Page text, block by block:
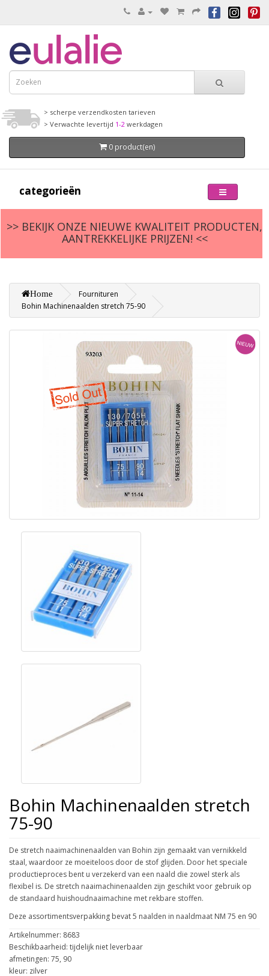
> scherpe verzendkosten tarieven
> Verwachte levertijd 1-2 werkdagen
0 product(en)
categorieën
>> BEKIJK ONZE NIEUWE KWALITEIT PRODUCTEN,
AANTREKKELIJKE PRIJZEN! <<
Home
Fournituren
Bohin Machinenaalden stretch 75-90
Bohin Machinenaalden stretch
75-90
De stretch naaimachinenaalden van Bohin zijn gemaakt van vernikkeld
staal, waardoor ze moeiteloos door de stof glijden. Door het speciale
productieproces bent u verzekerd van een naald die zowel sterk als
flexibel is. De stretch naaimachinenaalden zijn geschikt voor gebruik op
de standaard huishoudnaaimachine met rekbare stoffen.
Deze assortimentsverpakking bevat 5 naalden in naaldmaat NM 75 en 90
Artikelnummer: 8683
Beschikbaarheid: tijdelijk niet leverbaar
afmetingen: 75, 90
kleur: zilver